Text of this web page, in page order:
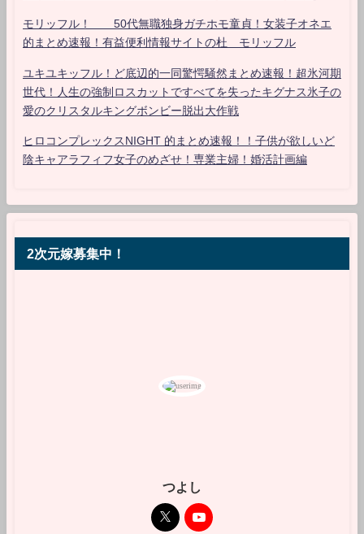
モリッフル！ 50代無職独身ガチホモ童貞！女装子オネエ
的まとめ速報！有益便利情報サイトの杜 モリッフル
ユキユキッフル！ど底辺的一同驚愕騒然まとめ速報！超氷河期
世代！人生の強制ロスカットですべてを失ったキグナス氷子の
愛のクリスタルキングボンビー脱出大作戦
ヒロコンプレックスNIGHT 的まとめ速報！！子供が欲しいど
陰キャアラフィフ女子のめざせ！専業主婦！婚活計画編
2次元嫁募集中！
つよし